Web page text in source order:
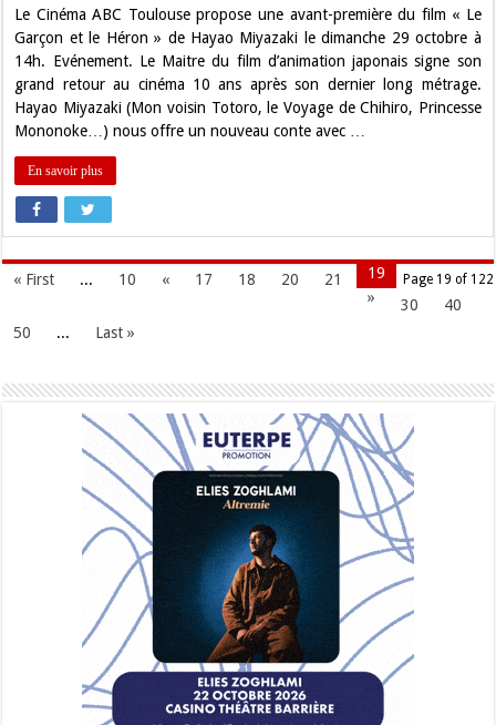
Hayao
!
Le Cinéma ABC Toulouse propose une avant-première du film « Le
Garçon et le Héron » de Hayao Miyazaki le dimanche 29 octobre à
14h. Evénement. Le Maitre du film d’animation japonais signe son
grand retour au cinéma 10 ans après son dernier long métrage.
Hayao Miyazaki (Mon voisin Totoro, le Voyage de Chihiro, Princesse
Mononoke…) nous offre un nouveau conte avec …
En savoir plus
Page 19 of 122
« First ... 10 « 17 18 19
20
21
»
30
40
50
... Last »